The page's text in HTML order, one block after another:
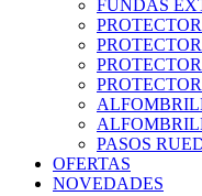
FUNDAS
PASOS
OFERTAS
NOVEDADES